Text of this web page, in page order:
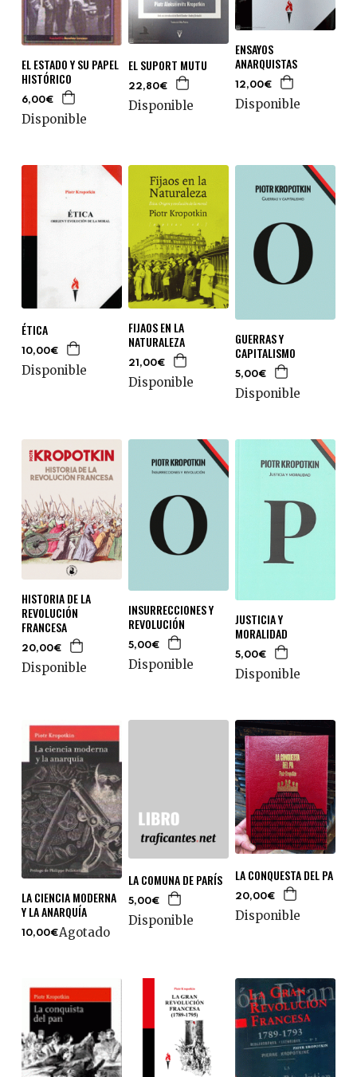
EL ESTADO Y SU PAPEL
HISTÓRICO
6,00€
Disponible
EL SUPORT MUTU
22,80€
Disponible
ENSAYOS
ANARQUISTAS
12,00€
Disponible
ÉTICA
10,00€
Disponible
FIJAOS EN LA
NATURALEZA
21,00€
Disponible
GUERRAS Y
CAPITALISMO
5,00€
Disponible
HISTORIA DE LA
REVOLUCIÓN
FRANCESA
20,00€
Disponible
INSURRECCIONES Y
REVOLUCIÓN
5,00€
Disponible
JUSTICIA Y
MORALIDAD
5,00€
Disponible
LA CIENCIA MODERNA
Y LA ANARQUÍA
10,00€Agotado
LA COMUNA DE PARÍS
5,00€
Disponible
LA CONQUESTA DEL PA
20,00€
Disponible